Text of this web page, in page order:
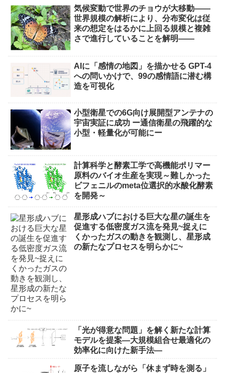
気候変動で世界のチョウが大移動――
世界規模の解析により、分布変化は従
来の想定をはるかに上回る規模と複雑
さで進行していることを解明――
AIに「感情の地図」を描かせる GPT-4
への問いかけで、99の感情語に潜む構
造を可視化
小型衛星での6G向け展開型アンテナの
宇宙実証に成功 ー通信衛星の飛躍的な
小型・軽量化が可能にー
計算科学と酵素工学で高機能ポリマー
原料のバイオ生産を実現～難しかった
ビフェニルのmeta位選択的水酸化酵素
を開発～
星形成ハブにおける巨大な星の誕生を
促進する低密度ガス流を発見~捉えに
くかったガスの動きを観測し、星形成
の新たなプロセスを明らかに~
「光が得意な問題」を解く新たな計算
モデルを提案―大規模組合せ最適化の
効率化に向けた新手法―
原子を流しながら「休まず時を測る」